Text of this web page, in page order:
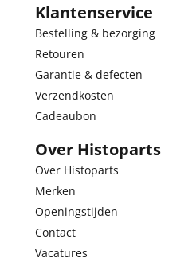
Klantenservice
Bestelling & bezorging
Retouren
Garantie & defecten
Verzendkosten
Cadeaubon
Over Histoparts
Over Histoparts
Merken
Openingstijden
Contact
Vacatures